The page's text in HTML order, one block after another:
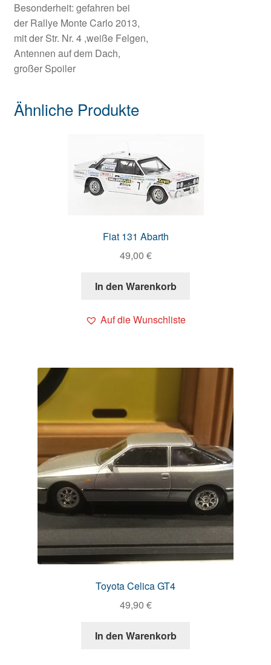
Besonderheit: gefahren bei
der Rallye Monte Carlo 2013,
mit der Str. Nr. 4 ,weiße Felgen,
Antennen auf dem Dach,
großer Spoiler
Ähnliche Produkte
Fiat 131 Abarth
49,00 €
In den Warenkorb
Auf die Wunschliste
Toyota Celica GT4
49,90 €
In den Warenkorb